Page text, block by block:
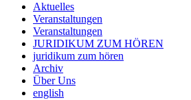
Aktuelles
Veranstaltungen
Veranstaltungen
JURIDIKUM ZUM HÖREN
juridikum zum hören
Archiv
Über Uns
english